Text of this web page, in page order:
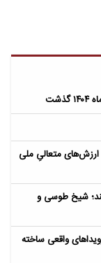
متعالیِ ملی
نمی‌کند؛ شیخ طوسی و
واقعی ساخته